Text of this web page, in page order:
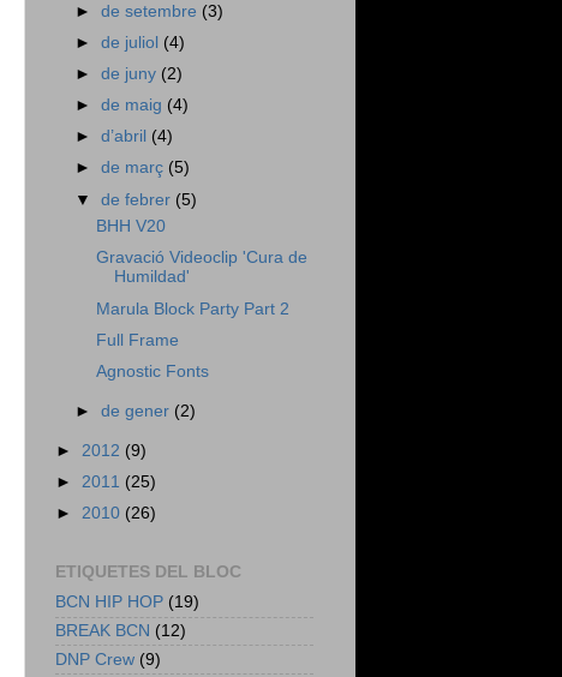
►de setembre (3)
►de juliol (4)
►de juny (2)
►de maig (4)
►d’abril (4)
►de març (5)
▼de febrer (5)
BHH V20
Gravació Videoclip 'Cura de
Humildad'
Marula Block Party Part 2
Full Frame
Agnostic Fonts
►de gener (2)
► 2012 (9)
► 2011 (25)
► 2010 (26)
ETIQUETES DEL BLOC
BCN HIP HOP (19)
BREAK BCN (12)
DNP Crew (9)